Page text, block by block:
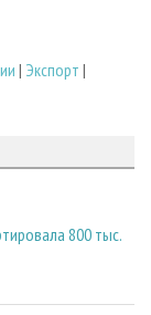
| Экспорт |
800 тыс.